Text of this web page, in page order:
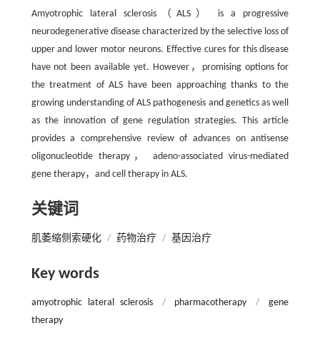
Amyotrophic lateral sclerosis（ALS） is a progressive
neurodegenerative disease characterized by the selective loss of
upper and lower motor neurons. Effective cures for this disease
have not been available yet. However，promising options for
the treatment of ALS have been approaching thanks to the
growing understanding of ALS pathogenesis and genetics as well
as the innovation of gene regulation strategies. This article
provides a comprehensive review of advances on antisense
oligonucleotide therapy， adeno-associated virus-mediated
gene therapy，and cell therapy in ALS.
关键词
肌萎缩侧索硬化 / 药物治疗 / 基因治疗
Key words
amyotrophic lateral sclerosis / pharmacotherapy /
gene
therapy